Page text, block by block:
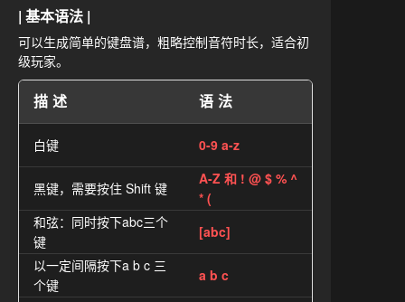
| 基本语法 |
可以生成简单的键盘谱，粗略控制音符时长，适合初
级玩家。
描述 语法
白键 0-9 a-z
黑键，需要按住 Shift 键
A-Z 和 ! @ $ % ^
* (
和弦：同时按下abc三个
键
[abc]
以一定间隔按下a b c 三
个键
a b c